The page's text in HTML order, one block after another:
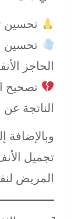
تحسين
تحسين
الحاجز
تصحيح
الناتجة عن
وبالإضافة
تجميل
المريض